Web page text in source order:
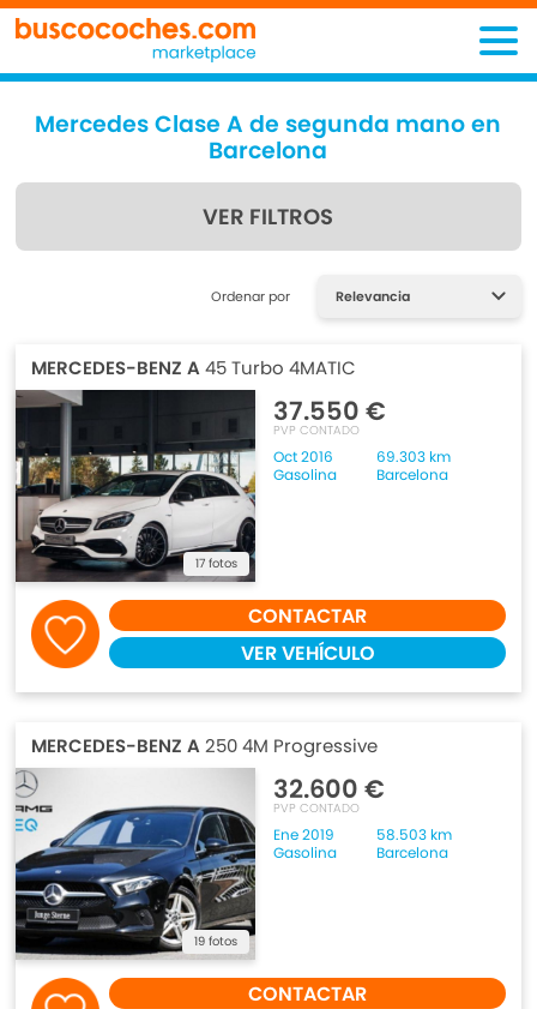
Mercedes Clase A de segunda mano en
Barcelona
VER FILTROS
Encuentra lo que estás
Ordenar por
MERCEDES-BENZ A45 Turbo 4MATIC
17 fotos
37.550 €
PVP CONTADO
Oct 2016
69.303 km
Gasolina
Barcelona
CONTACTAR
VER VEHÍCULO
MERCEDES-BENZ A250 4M Progressive
19 fotos
32.600 €
PVP CONTADO
Ene 2019
58.503 km
Gasolina
Barcelona
CONTACTAR